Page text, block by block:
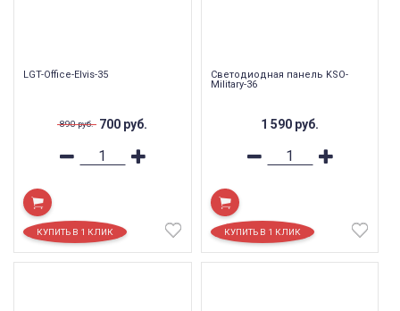
LGT-Office-Elvis-35
890руб. 700 руб.
Светодиодная панель KSO-
Military-36
1 590 руб.